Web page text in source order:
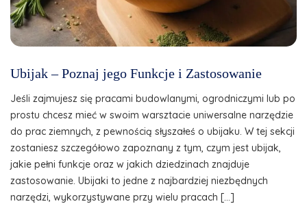
Ubijak – Poznaj jego Funkcje i Zastosowanie
Jeśli zajmujesz się pracami budowlanymi, ogrodniczymi lub po
prostu chcesz mieć w swoim warsztacie uniwersalne narzędzie
do prac ziemnych, z pewnością słyszałeś o ubijaku. W tej sekcji
zostaniesz szczegółowo zapoznany z tym, czym jest ubijak,
jakie pełni funkcje oraz w jakich dziedzinach znajduje
zastosowanie. Ubijaki to jedne z najbardziej niezbędnych
narzędzi, wykorzystywane przy wielu pracach […]